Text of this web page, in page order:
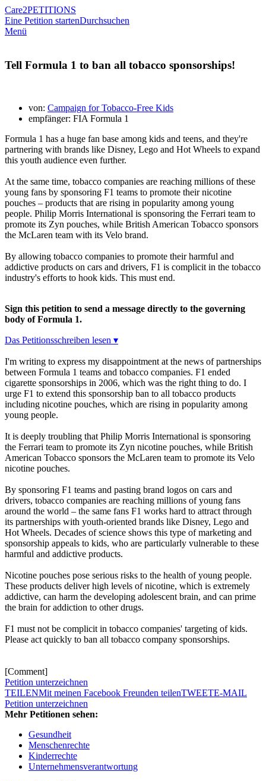
Care2PETITIONS
Eine Petition startenDurchsuchen
Menü
Tell Formula 1 to ban all tobacco sponsorships!
von: Campaign for Tobacco-Free Kids
empfänger: FIA Formula 1
Formula 1 has a huge fan base among kids and teens, and they're
partnering with brands like Disney, Lego and Hot Wheels to expand
this youth audience even further.
At the same time, tobacco companies are reaching millions of these
young fans by sponsoring F1 teams to promote their nicotine
pouches – products that are rising in popularity among young
people. Philip Morris International is sponsoring the Ferrari team to
promote its Zyn pouches, while British American Tobacco sponsors
the McLaren team with its Velo brand.
By allowing tobacco companies to promote their harmful and
addictive products on cars and drivers, F1 is complicit in the tobacco
industry's efforts to hook kids. This must end.
Sign this petition to send a message directly to the governing
body of Formula 1.
Das Petitionsschreiben lesen ▾
I'm writing to express my disappointment at the news of partnerships
between Formula 1 teams and tobacco companies. F1 ended
cigarette sponsorships in 2006, which was the right thing to do. I
urge F1 to extend this sponsorship ban to all tobacco products
including nicotine pouches, which are rising in popularity among
young people.
It is deeply troubling that Philip Morris International is sponsoring
the Ferrari team to promote its Zyn nicotine pouches, while British
American Tobacco sponsors the McLaren team to promote its Velo
nicotine pouches.
By sponsoring F1 teams and pasting brand logos on cars and
drivers, tobacco companies are reaching millions of young fans
around the world – the same fans F1 works hard to attract through
its partnerships with youth-oriented brands like Disney, Lego and
Hot Wheels. Decades of science shows this type of marketing and
sponsorship appeals to kids, who are particularly vulnerable to these
harmful and addictive products.
Nicotine pouches pose serious risks to the health of young people.
These products deliver high levels of nicotine, which is extremely
addictive, can harm the developing adolescent brain, and can prime
the brain for addiction to other drugs.
F1 must not be complicit in tobacco companies' targeting of kids.
Please act quickly to ban all tobacco company sponsorships.
[Comment]
Petition unterzeichnen
TEILENMit meinen Facebook Freunden teilenTWEETE-MAIL
Petition unterzeichnen
Mehr Petitionen sehen:
Gesundheit
Menschenrechte
Kinderrechte
Unternehmensverantwortung